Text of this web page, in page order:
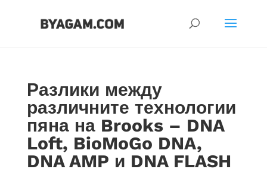
Разлики между
различните технологии
пяна на Brooks – DNA
Loft, BioMoGo DNA,
DNA AMP и DNA FLASH